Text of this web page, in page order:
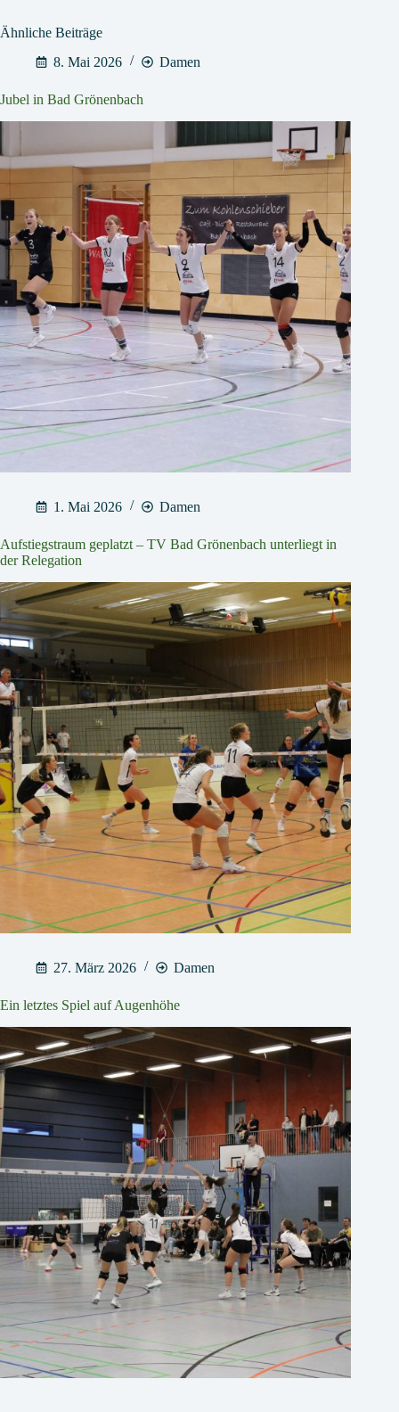
Ähnliche Beiträge
8. Mai 2026
Damen
Jubel in Bad Grönenbach
1. Mai 2026 Damen
Aufstiegstraum geplatzt – TV Bad Grönenbach unterliegt in
der Relegation
27. März 2026 Damen
Ein letztes Spiel auf Augenhöhe